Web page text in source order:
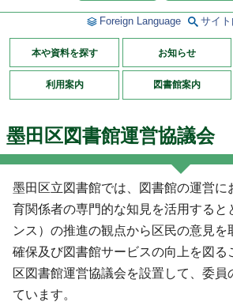
Foreign Language サイ
本や資料を探す お知らせ
利用案内 図書館案内
墨田区図書館運営協議会
墨田区立図書館では、図書館の運営に
育関係者の専門的な知見を活用すると
ンス）の推進の観点から区民の意見を
確保及び図書館サービスの向上を図る
区図書館運営協議会を設置して、委員
ています。